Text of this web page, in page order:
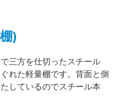
)
三方を仕切った スチール
れた軽量棚です。背面と側
しているのでスチール本